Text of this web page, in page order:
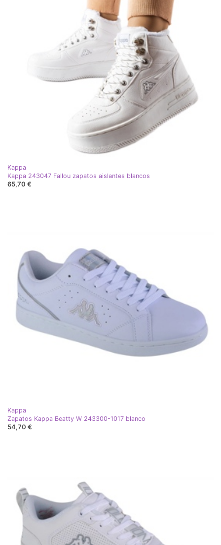
Kappa
Kappa 243047 Fallou zapatos aislantes blancos
65,70 €
Kappa
Zapatos Kappa Beatty W 243300-1017 blanco
54,70 €